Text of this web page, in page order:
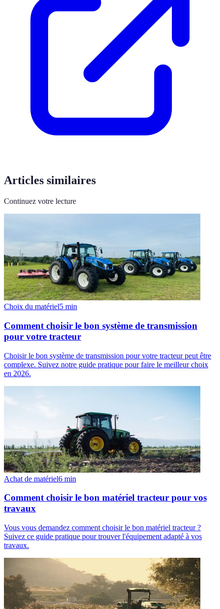
Articles similaires
Continuez votre lecture
Choix du matériel5 min
Comment choisir le bon système de transmission
pour votre tracteur
Choisir le bon système de transmission pour votre tracteur peut être
complexe. Suivez notre guide pratique pour faire le meilleur choix
en 2026.
Achat de matériel6 min
Comment choisir le bon matériel tracteur pour vos
travaux
Vous vous demandez comment choisir le bon matériel tracteur ?
Suivez ce guide pratique pour trouver l'équipement adapté à vos
travaux.